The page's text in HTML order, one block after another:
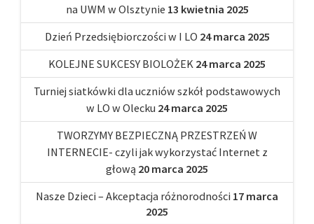
na UWM w Olsztynie 13 kwietnia 2025
Dzień Przedsiębiorczości w I LO 24 marca 2025
KOLEJNE SUKCESY BIOLOŻEK 24 marca 2025
Turniej siatkówki dla uczniów szkół podstawowych
w LO w Olecku 24 marca 2025
TWORZYMY BEZPIECZNĄ PRZESTRZEŃ W
INTERNECIE- czyli jak wykorzystać Internet z
głową 20 marca 2025
Nasze Dzieci – Akceptacja różnorodności 17 marca
2025